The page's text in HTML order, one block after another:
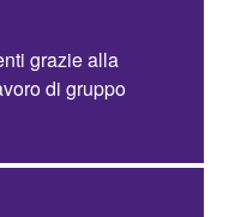
grazie alla
di gruppo